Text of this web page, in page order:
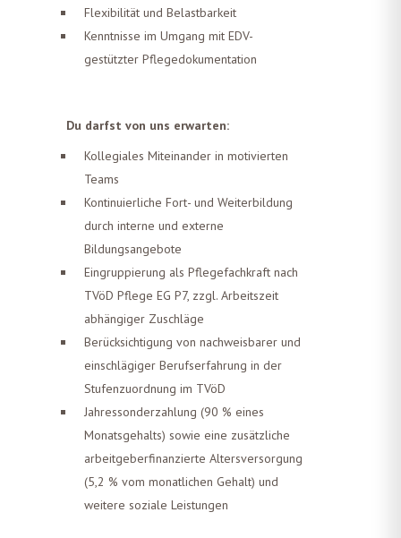
Flexibilität und Belastbarkeit
Kenntnisse im Umgang mit EDV-
gestützter Pflegedokumentation
Du darfst von uns erwarten:
Kollegiales Miteinander in motivierten
Teams
Kontinuierliche Fort- und Weiterbildung
durch interne und externe
Bildungsangebote
Eingruppierung als Pflegefachkraft nach
TVöD Pflege EG P7, zzgl. Arbeitszeit
abhängiger Zuschläge
Berücksichtigung von nachweisbarer und
einschlägiger Berufserfahrung in der
Stufenzuordnung im TVöD
Jahressonderzahlung (90 % eines
Monatsgehalts) sowie eine zusätzliche
arbeitgeberfinanzierte Altersversorgung
(5,2 % vom monatlichen Gehalt) und
weitere soziale Leistungen